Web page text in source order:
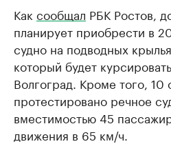
Как сообщал РБК Ростов,
планирует приобрести в
судно на подводных
который будет
Волгоград. Кроме того,
протестировано речное
вместимостью 45
движения в 65 км/ч.